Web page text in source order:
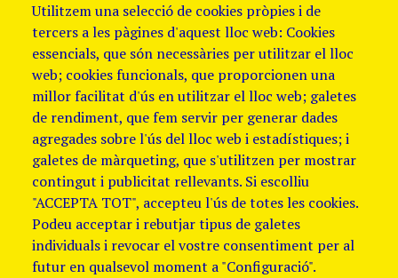
Utilitzem una selecció de cookies pròpies i de
tercers a les pàgines d'aquest lloc web: Cookies
essencials, que són necessàries per utilitzar el lloc
web; cookies funcionals, que proporcionen una
millor facilitat d'ús en utilitzar el lloc web; galetes
de rendiment, que fem servir per generar dades
agregades sobre l'ús del lloc web i estadístiques; i
galetes de màrqueting, que s'utilitzen per mostrar
contingut i publicitat rellevants. Si escolliu
"ACCEPTA TOT", accepteu l'ús de totes les cookies.
Podeu acceptar i rebutjar tipus de galetes
individuals i revocar el vostre consentiment per al
futur en qualsevol moment a "Configuració".